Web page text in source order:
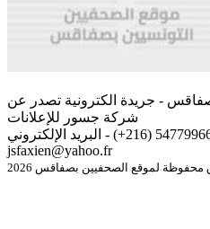
- جريدة الكترونية تصدر عن
شركة جسور للإعلانات
للإتصال أو نشر الردود الهاتف 54779966 (216+) - البريد الإلكتروني
jsfaxien@yahoo.fr
لموقع الصحفيين بصفاقس 2026